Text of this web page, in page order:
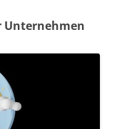
Unternehmen